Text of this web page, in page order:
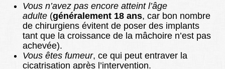
Vous n’avez pas encore atteint l’âge
adulte (généralement 18 ans, car bon nombre
de chirurgiens évitent de poser des implants
tant que la croissance de la mâchoire n’est pas
achevée).
Vous êtes fumeur, ce qui peut entraver la
cicatrisation après l’intervention.